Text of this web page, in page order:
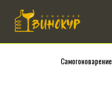
Перейти
Самогоноварение